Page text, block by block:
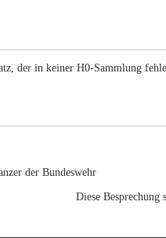
der in keiner H0-Sammlung
der Bundeswehr
Diese Besprechung